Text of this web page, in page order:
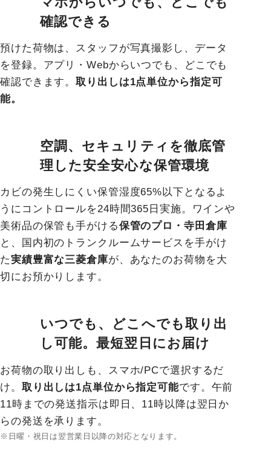
確認できる
預けた荷物は、スタッフが写真撮影し、データ
を登録。アプリ・Webからいつでも、どこでも
確認できます。取り出しは1点単位から指定可
能。
空調、セキュリティを徹底管
理した安全安心な保管環境
カビの発生しにくい保管湿度65%以下となるよ
うにコントロールを24時間365日実施。ワインや
美術品の保管も手がける保管のプロ・寺田倉庫
と、国内初のトランクルームサービスを手がけ
た実績豊富な三菱倉庫が、あなたのお荷物を大
切にお預かりします。
いつでも、どこへでも取り出
し可能。最短翌日にお届け
お荷物の取り出しも、スマホ/PCで選択するだ
け。 取り出しは1点単位から指定可能です。午前
11時までの発送指示は即日、11時以降は翌日か
らの発送を承ります。
※日曜・祝日は翌営業日以降の対応となります。